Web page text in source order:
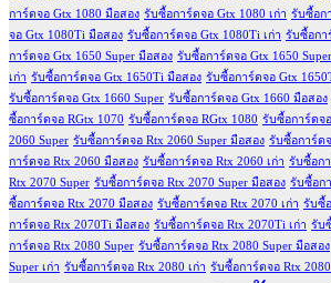
การ์ดจอ Gtx 1080 มือสอง รับซื้อการ์ดจอ Gtx 1080 เก่า รับซื้อก
จอ Gtx 1080Ti มือสอง รับซื้อการ์ดจอ Gtx 1080Ti เก่า รับซื้อกา
การ์ดจอ Gtx 1650 Super มือสอง รับซื้อการ์ดจอ Gtx 1650 Super
เก่า รับซื้อการ์ดจอ Gtx 1650Ti มือสอง รับซื้อการ์ดจอ Gtx
รับซื้อการ์ดจอ Gtx 1660 Super รับซื้อการ์ดจอ Gtx 1660 มือสอง
ซื้อการ์ดจอ RGtx 1070 รับซื้อการ์ดจอ RGtx 1080 รับซื้อการ์ดจ
2060 Super รับซื้อการ์ดจอ Rtx 2060 Super มือสอง รับซื้อการ์ดจ
การ์ดจอ Rtx 2060 มือสอง รับซื้อการ์ดจอ Rtx 2060 เก่า รับซื้อก
Rtx 2070 Super รับซื้อการ์ดจอ Rtx 2070 Super มือสอง รับซื้อก
ซื้อการ์ดจอ Rtx 2070 มือสอง รับซื้อการ์ดจอ Rtx 2070 เก่า รับซื้
การ์ดจอ Rtx 2070Ti มือสอง รับซื้อการ์ดจอ Rtx 2070Ti เก่า รับ
การ์ดจอ Rtx 2080 Super รับซื้อการ์ดจอ Rtx 2080 Super มือสอง
Super เก่า รับซื้อการ์ดจอ Rtx 2080 เก่า รับซื้อการ์ดจอ Rtx